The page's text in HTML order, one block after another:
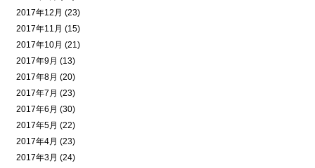
2017年12月 (23)
2017年11月 (15)
2017年10月 (21)
2017年9月 (13)
2017年8月 (20)
2017年7月 (23)
2017年6月 (30)
2017年5月 (22)
2017年4月 (23)
2017年3月 (24)